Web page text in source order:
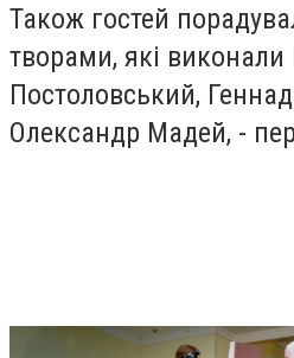
Також гостей
творами, які виконали
Постоловський,
Олександр Мадей, -